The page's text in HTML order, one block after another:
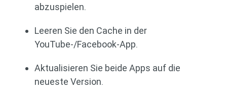
abzuspielen.
Leeren Sie den Cache in der
YouTube-/Facebook-App.
Aktualisieren Sie beide Apps auf die
neueste Version.